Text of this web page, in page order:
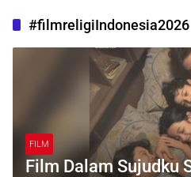
#filmreligiIndonesia2026
FILM
Film Dalam Sujudku